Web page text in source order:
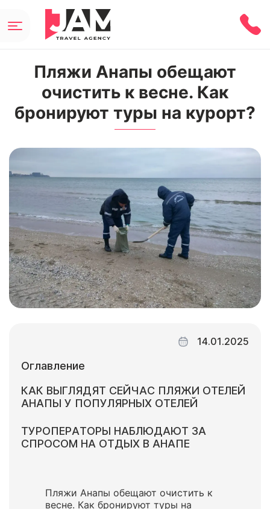
​​​​​​​Пляжи Анапы обещают
очистить к весне. Как
бронируют туры на курорт?
Оглавление
КАК ВЫГЛЯДЯТ СЕЙЧАС ПЛЯЖИ ОТЕЛЕЙ
АНАПЫ У ПОПУЛЯРНЫХ ОТЕЛЕЙ
ТУРОПЕРАТОРЫ НАБЛЮДАЮТ ЗА
СПРОСОМ НА ОТДЫХ В АНАПЕ
14.01.2025
​​​​​​​Пляжи Анапы обещают очистить к
весне. Как бронируют туры на